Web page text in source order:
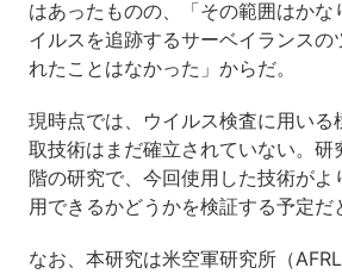
はあったものの、「その範囲はかな
イルスを追跡するサーベイランスの
れたことはなかった」からだ。
現時点では、ウイルス検査に用いる
取技術はまだ確立されていない。研
階の研究で、今回使用した技術がよ
用できるかどうかを検証する予定だ
なお、本研究は米空軍研究所（